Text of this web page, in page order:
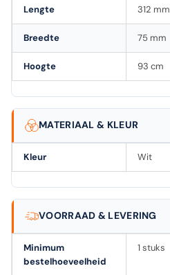
Lengte 312 mm
Breedte 75 mm
Hoogte 93 cm
MATERIAAL & KLEUR
Kleur Wit
VOORRAAD & LEVERING
Minimum
bestelhoeveelheid
1 stuks